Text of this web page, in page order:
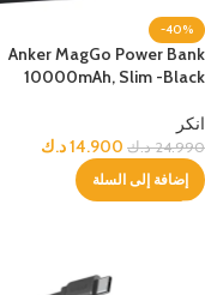
-40%
Anker MagGo Power Bank
10000mAh, Slim -Black
انكر
24.990 د.ك 14.900د.ك
إضافة إلى السلة